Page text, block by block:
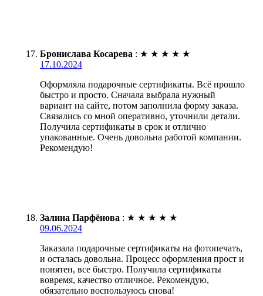
Бронислава Косарева : ★ ★ ★ ★ ★
17.10.2024
Оформляла подарочные сертификаты. Всё прошло
быстро и просто. Сначала выбрала нужный
вариант на сайте, потом заполнила форму заказа.
Связались со мной оперативно, уточнили детали.
Получила сертификаты в срок и отлично
упакованные. Очень довольна работой компании.
Рекомендую!
Залина Парфёнова : ★ ★ ★ ★ ★
09.06.2024
Заказала подарочные сертификаты на фотопечать,
и осталась довольна. Процесс оформления прост и
понятен, все быстро. Получила сертификаты
вовремя, качество отличное. Рекомендую,
обязательно воспользуюсь снова!